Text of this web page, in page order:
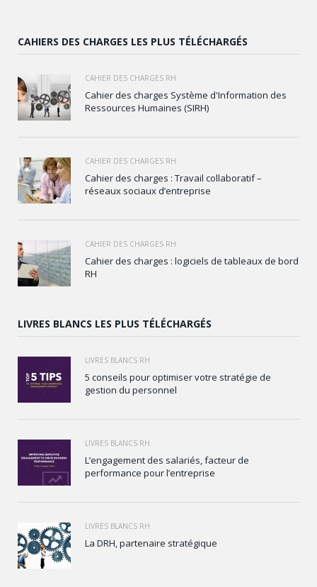
CAHIERS DES CHARGES LES PLUS TÉLÉCHARGÉS
CAHIER DES CHARGES RH
Cahier des charges Système d'Information des
Ressources Humaines (SIRH)
CAHIER DES CHARGES RH
Cahier des charges : Travail collaboratif –
réseaux sociaux d’entreprise
CAHIER DES CHARGES RH
Cahier des charges : logiciels de tableaux de bord
RH
LIVRES BLANCS LES PLUS TÉLÉCHARGÉS
LIVRES BLANCS RH
5 conseils pour optimiser votre stratégie de
gestion du personnel
LIVRES BLANCS RH
L’engagement des salariés, facteur de
performance pour l’entreprise
LIVRES BLANCS RH
La DRH, partenaire stratégique